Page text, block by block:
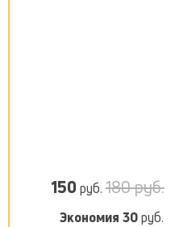
150 руб. 180 руб.
Экономия 30руб.